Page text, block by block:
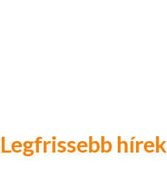
Legfrissebb hírek